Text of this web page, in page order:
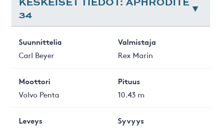
34
Suunnittelia
Carl Beyer
Valmistaja
Rex Marin
Moottori
Volvo Penta
Pituus
10.43 m
Leveys
Syvyys